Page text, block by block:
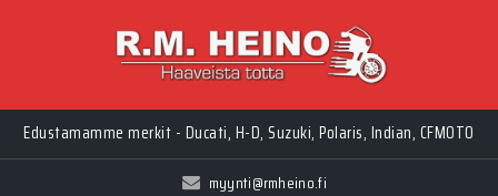
Myynti Ma-Pe 10-18, La 10-14, Huolto Ma-Pe 9-17
Edustamamme merkit - Ducati, H-D, Suzuki, Polaris, Indian, CFMOTO
myynti@rmheino.fi